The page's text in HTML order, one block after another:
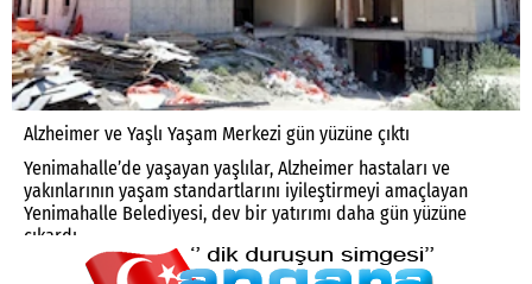
Alzheimer ve Yaşlı Yaşam Merkezi gün yüzüne çıktı
Yenimahalle’de yaşayan yaşlılar, Alzheimer hastaları ve
yakınlarının yaşam standartlarını iyileştirmeyi amaçlayan
Yenimahalle Belediyesi, dev bir yatırımı daha gün yüzüne
çıkardı.